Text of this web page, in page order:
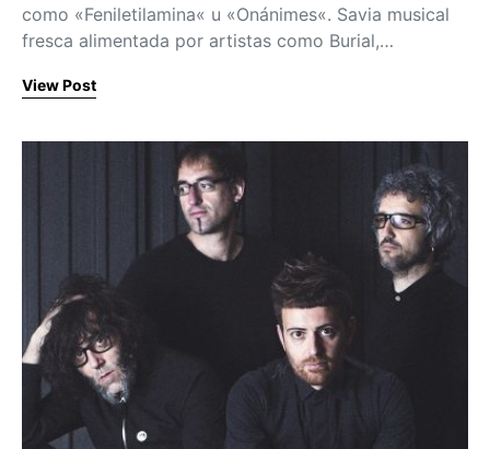
como «Feniletilamina« u «Onánimes«. Savia musical
fresca alimentada por artistas como Burial,…
View Post